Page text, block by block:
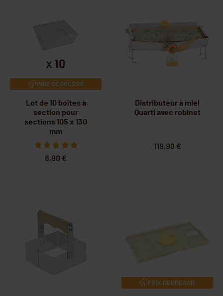
PRIX DEGRESSIF
Lot de 10 boîtes à
section pour
sections 105 x 130
mm
8,90 €
Distributeur à miel
Quarti avec robinet
119,90 €
PRIX DEGRESSIF